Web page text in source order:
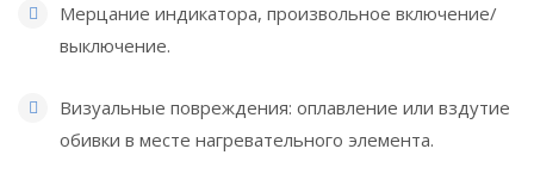
Мерцание индикатора, произвольное включение/
выключение.
Визуальные повреждения: оплавление или вздутие
обивки в месте нагревательного элемента.